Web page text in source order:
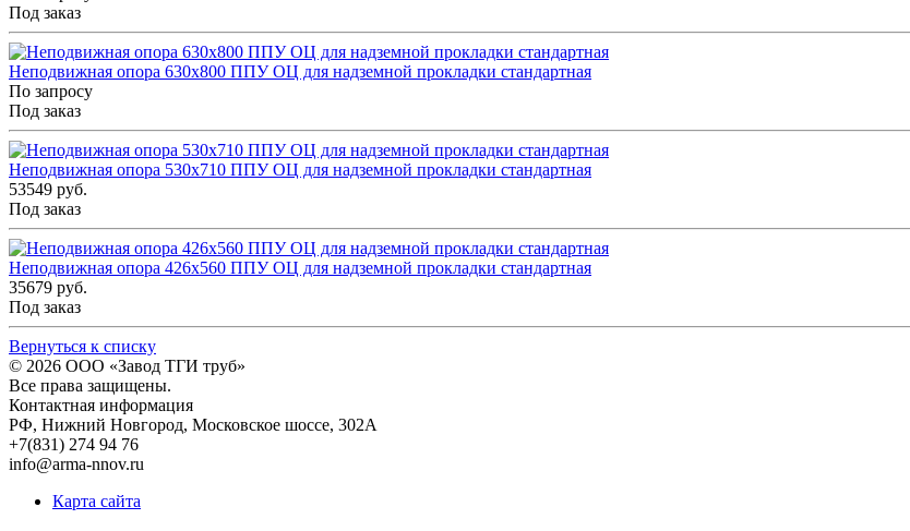
Под заказ
Неподвижная опора 630x800 ППУ ОЦ для надземной прокладки стандартная
По запросу
Под заказ
Неподвижная опора 530x710 ППУ ОЦ для надземной прокладки стандартная
53549 руб.
Под заказ
Неподвижная опора 426x560 ППУ ОЦ для надземной прокладки стандартная
35679 руб.
Под заказ
Вернуться к списку
© 2026 ООО «Завод ТГИ труб»
Все права защищены.
Контактная информация
РФ, Нижний Новгород, Московское шоссе, 302А
+7(831) 274 94 76
info@arma-nnov.ru
Карта сайта